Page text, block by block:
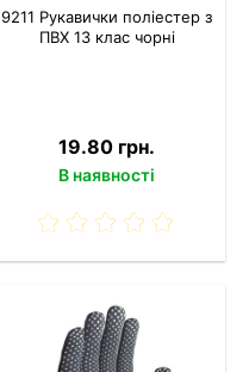
9211 Рукавички поліестер з
ПВХ 13 клас чорні
19.80 грн.
В наявності